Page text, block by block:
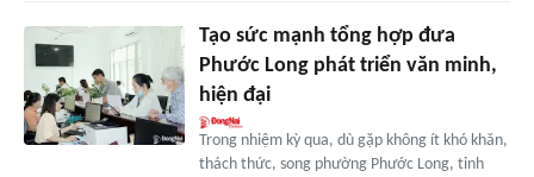
Tạo sức mạnh tổng hợp đưa
Phước Long phát triển văn minh,
hiện đại
Trong nhiệm kỳ qua, dù gặp không ít khó khăn,
thách thức, song phường Phước Long, tỉnh